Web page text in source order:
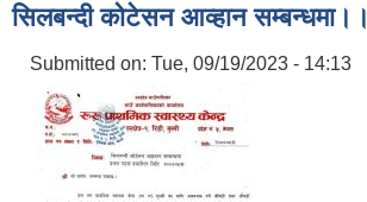
सिलबन्दी कोटेसन आव्हान सम्बन्धमा।।
Submitted on: Tue, 09/19/2023 - 14:13